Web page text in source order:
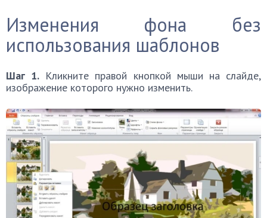
Изменения фона без
использования шаблонов
Шаг 1. Кликните правой кнопкой мыши на слайде,
изображение которого нужно изменить.